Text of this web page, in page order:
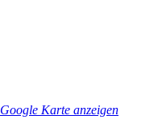
Google Karte anzeigen